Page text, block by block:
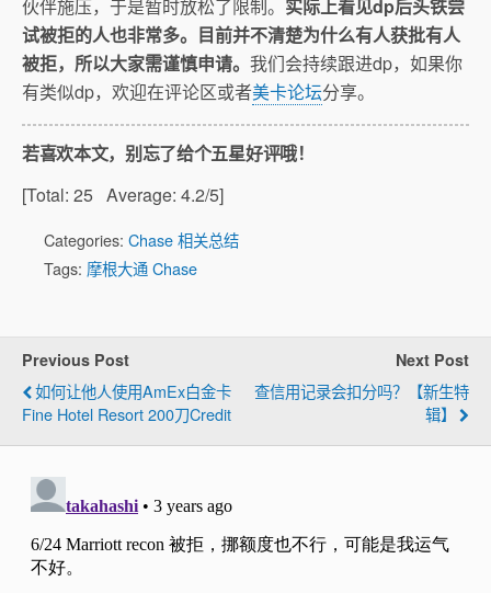
伙伴施压，于是暂时放松了限制。 实际上看见dp后头铁尝
试被拒的人也非常多。目前并不清楚为什么有人获批有人
被拒，所以大家需谨慎申请。 我们会持续跟进dp，如果你
有类似dp，欢迎在评论区或者美卡论坛分享。
若喜欢本文，别忘了给个五星好评哦！
[Total: 25 Average: 4.2/5]
Categories: Chase 相关总结
Tags: 摩根大通 Chase
Previous Post
如何让他人使用AmEx白金卡
Fine Hotel Resort 200刀Credit
Next Post
查信用记录会扣分吗？【新生特
辑】